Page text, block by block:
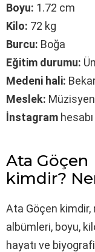
Boyu: 1.72 cm
Kilo: 72 kg
Burcu: Boğa
Eğitim durumu:
Medeni hali:
Meslek:
İnstagram
Ata Göçen
kimdir?
Ata Göçen kimdir,
albümleri, boyu,
hayatı ve